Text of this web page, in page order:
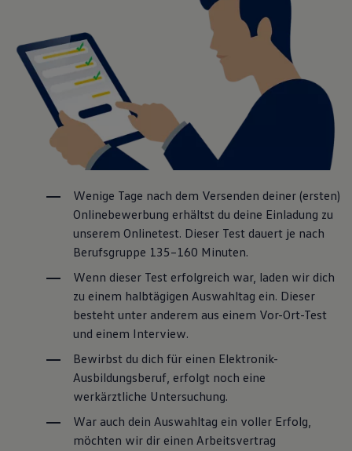
Ausbildungsinhalte
Was dich während deines dualen Studiums
Mechatronik beiVolkswagen
erwartet, erfährst
du hier. Bitte beachte, dass sich kurzfristig
Änderungen im Ablauf ergeben können.
Studium & Hochschule
Wo studiere ich Mechatronik?
Du absolvierst dein Bachelorstudiengang Mechatronik
Hochschule Hannover.
Welche Schwerpunkte hat das Studium?
Wenige Tage nach dem Versenden deiner (ersten)
Onlinebewerbung erhältst du deine Einladung zu
unserem Onlinetest. Dieser Test dauert je nach
Berufsgruppe 135–160 Minuten.
Wenn dieser Test erfolgreich war, laden wir dich
zu einem halbtägigen Auswahltag ein. Dieser
besteht unter anderem aus einem Vor-Ort-Test
und einem Interview.
Bewirbst du dich für einen Elektronik-
Ausbildungsberuf, erfolgt noch eine
werkärztliche Untersuchung.
War auch dein Auswahltag ein voller Erfolg,
möchten wir dir einen Arbeitsvertrag